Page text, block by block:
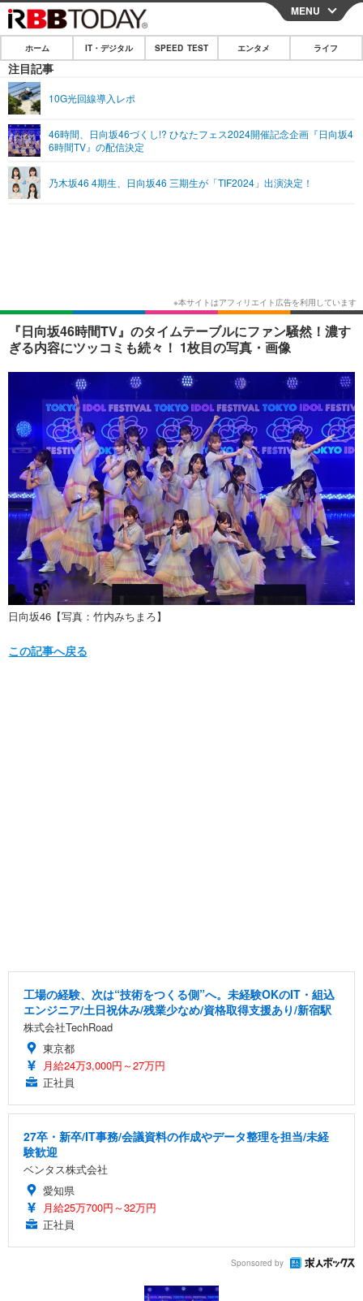
CLOSE
ホーム
IT・デジタル
ネタ
ショッピング その他
SPEED TEST
エンタメ
エンタメTOP 映画・ドラマ
ショッピング その他
ライフ
MENU
ホーム IT・デジタル SPEED TEST エンタメ ライフ
注目記事
10G光回線導入レポ
46時間、日向坂46づくし!? ひなたフェス2024開催記念企画『日向坂4
6時間TV』の配信決定
乃木坂46 4期生、日向坂46 三期生が「TIF2024」出演決定！
『日向坂46時間TV』のタイムテーブルにファン騒然！濃す
ぎる内容にツッコミも続々！ 1枚目の写真・画像
日向坂46【写真：竹内みちまろ】
この記事へ戻る
工場の経験、次は“技術をつくる側”へ。未経験OKのIT・組込
エンジニア/土日祝休み/残業少なめ/資格取得支援あり/新宿駅
株式会社TechRoad
東京都
月給24万3,000円～27万円
正社員
27卒・新卒/IT事務/会議資料の作成やデータ整理を担当/未経
験歓迎
ベンタス株式会社
愛知県
月給25万700円～32万円
正社員
Sponsored by